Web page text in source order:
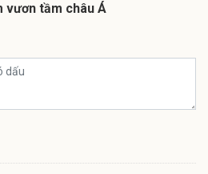
vươn tầm châu Á